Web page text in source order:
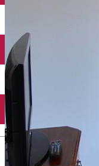
English